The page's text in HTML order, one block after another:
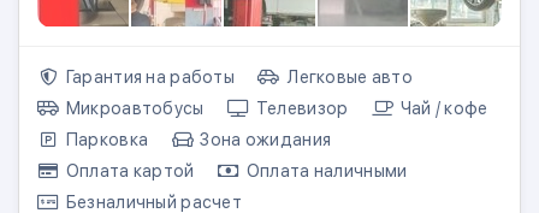
Гарантия на работы
Легковые авто
Микроавтобусы
Телевизор
Чай / кофе
Парковка
Зона ожидания
Оплата картой
Оплата наличными
Безналичный расчет